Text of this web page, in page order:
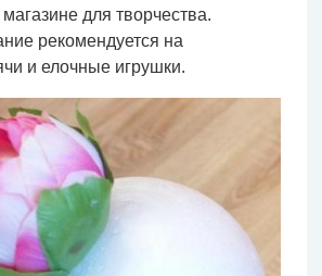
для творчества.
рекомендуется на
и елочные игрушки.